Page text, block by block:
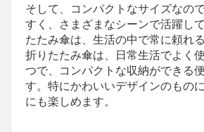
そして、コンパクトなサイズなの
すく、さまざまなシーンで活躍し
たたみ傘は、生活の中で常に頼れ
折りたたみ傘は、日常生活でよく
つで、コンパクトな収納ができる
す。特にかわいいデザインのもの
にも楽しめます。